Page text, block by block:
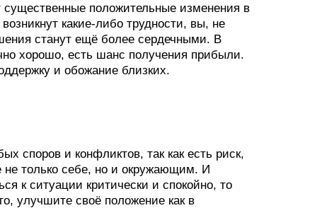
положительные изменения в
какие-либо трудности, вы, не
станут ещё более сердечными. В
хорошо, есть шанс получения прибыли.
и обожание близких.
споров и конфликтов, так как есть риск,
не только себе, но и окружающим. И
к ситуации критически и спокойно, то
улучшите своё положение как в